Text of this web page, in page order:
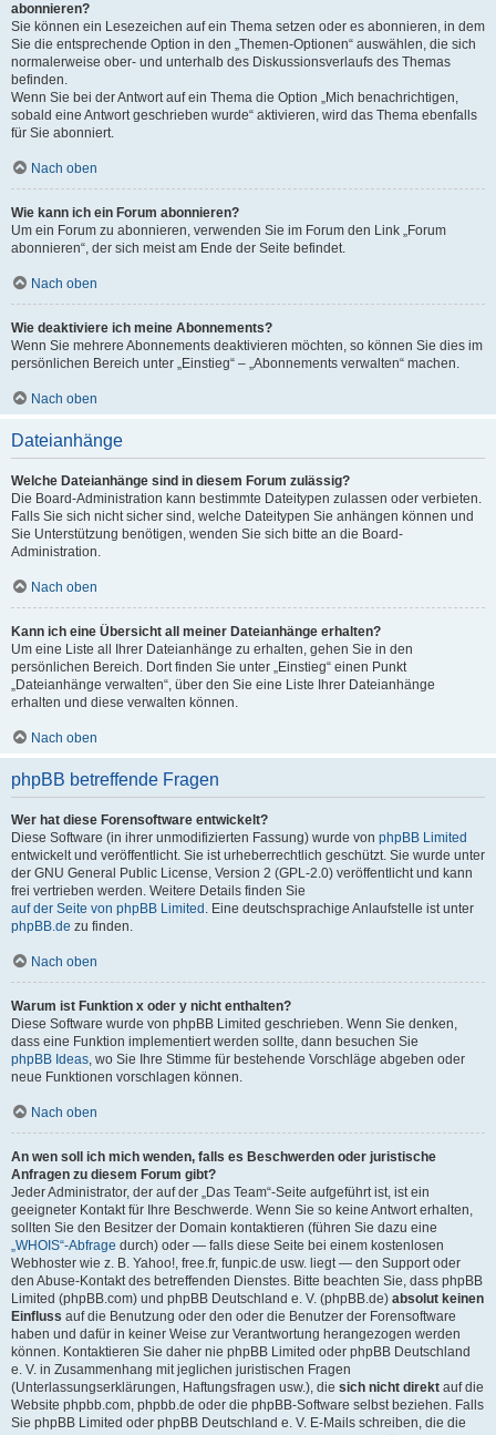
abonnieren?
Sie können ein Lesezeichen auf ein Thema setzen oder es abonnieren, in dem
Sie die entsprechende Option in den „Themen-Optionen“ auswählen, die sich
normalerweise ober- und unterhalb des Diskussionsverlaufs des Themas
befinden.
Wenn Sie bei der Antwort auf ein Thema die Option „Mich benachrichtigen,
sobald eine Antwort geschrieben wurde“ aktivieren, wird das Thema ebenfalls
für Sie abonniert.
Nach oben
Wie kann ich ein Forum abonnieren?
Um ein Forum zu abonnieren, verwenden Sie im Forum den Link „Forum
abonnieren“, der sich meist am Ende der Seite befindet.
Nach oben
Wie deaktiviere ich meine Abonnements?
Wenn Sie mehrere Abonnements deaktivieren möchten, so können Sie dies im
persönlichen Bereich unter „Einstieg“ – „Abonnements verwalten“ machen.
Nach oben
Dateianhänge
Welche Dateianhänge sind in diesem Forum zulässig?
Die Board-Administration kann bestimmte Dateitypen zulassen oder verbieten.
Falls Sie sich nicht sicher sind, welche Dateitypen Sie anhängen können und
Sie Unterstützung benötigen, wenden Sie sich bitte an die Board-
Administration.
Nach oben
Kann ich eine Übersicht all meiner Dateianhänge erhalten?
Um eine Liste all Ihrer Dateianhänge zu erhalten, gehen Sie in den
persönlichen Bereich. Dort finden Sie unter „Einstieg“ einen Punkt
„Dateianhänge verwalten“, über den Sie eine Liste Ihrer Dateianhänge
erhalten und diese verwalten können.
Nach oben
phpBB betreffende Fragen
Wer hat diese Forensoftware entwickelt?
Diese Software (in ihrer unmodifizierten Fassung) wurde von phpBB Limited
entwickelt und veröffentlicht. Sie ist urheberrechtlich geschützt. Sie wurde unter
der GNU General Public License, Version 2 (GPL-2.0) veröffentlicht und kann
frei vertrieben werden. Weitere Details finden Sie
auf der Seite von phpBB Limited . Eine deutschsprachige Anlaufstelle ist unter
phpBB.de zu finden.
Nach oben
Warum ist Funktion x oder y nicht enthalten?
Diese Software wurde von phpBB Limited geschrieben. Wenn Sie denken,
dass eine Funktion implementiert werden sollte, dann besuchen Sie
phpBB Ideas, wo Sie Ihre Stimme für bestehende Vorschläge abgeben oder
neue Funktionen vorschlagen können.
Nach oben
An wen soll ich mich wenden, falls es Beschwerden oder juristische
Anfragen zu diesem Forum gibt?
Jeder Administrator, der auf der „Das Team“-Seite aufgeführt ist, ist ein
geeigneter Kontakt für Ihre Beschwerde. Wenn Sie so keine Antwort erhalten,
sollten Sie den Besitzer der Domain kontaktieren (führen Sie dazu eine
„WHOIS“-Abfrage durch) oder — falls diese Seite bei einem kostenlosen
Webhoster wie z. B. Yahoo!, free.fr, funpic.de usw. liegt — den Support oder
den Abuse-Kontakt des betreffenden Dienstes. Bitte beachten Sie, dass phpBB
Limited (phpBB.com) und phpBB Deutschland e. V. (phpBB.de) absolut keinen
Einfluss auf die Benutzung oder den oder die Benutzer der Forensoftware
haben und dafür in keiner Weise zur Verantwortung herangezogen werden
können. Kontaktieren Sie daher nie phpBB Limited oder phpBB Deutschland
e. V. in Zusammenhang mit jeglichen juristischen Fragen
(Unterlassungserklärungen, Haftungsfragen usw.), die sich nicht direkt auf die
Website phpbb.com, phpbb.de oder die phpBB-Software selbst beziehen. Falls
Sie phpBB Limited oder phpBB Deutschland e. V. E-Mails schreiben, die die